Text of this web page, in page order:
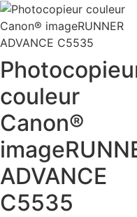
couleur
Canon®
ADVANCE
C5535